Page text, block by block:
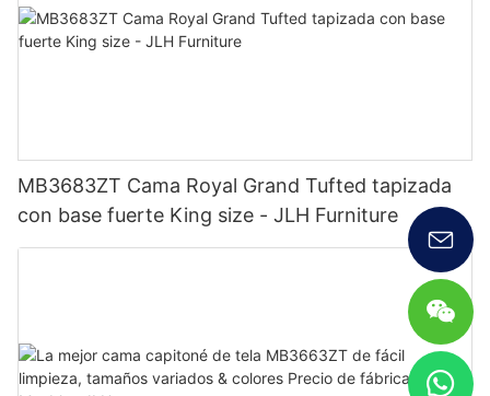
MB3683ZT Cama Royal Grand Tufted tapizada
con base fuerte King size - JLH Furniture